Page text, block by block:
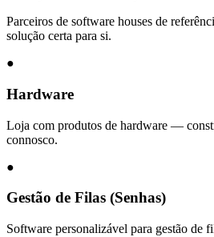
Parceiros de software houses de
solução certa para si.
●
Hardware
Loja com produtos de hardware —
connosco.
●
Gestão de Filas (Senhas)
Software personalizável para gestão de